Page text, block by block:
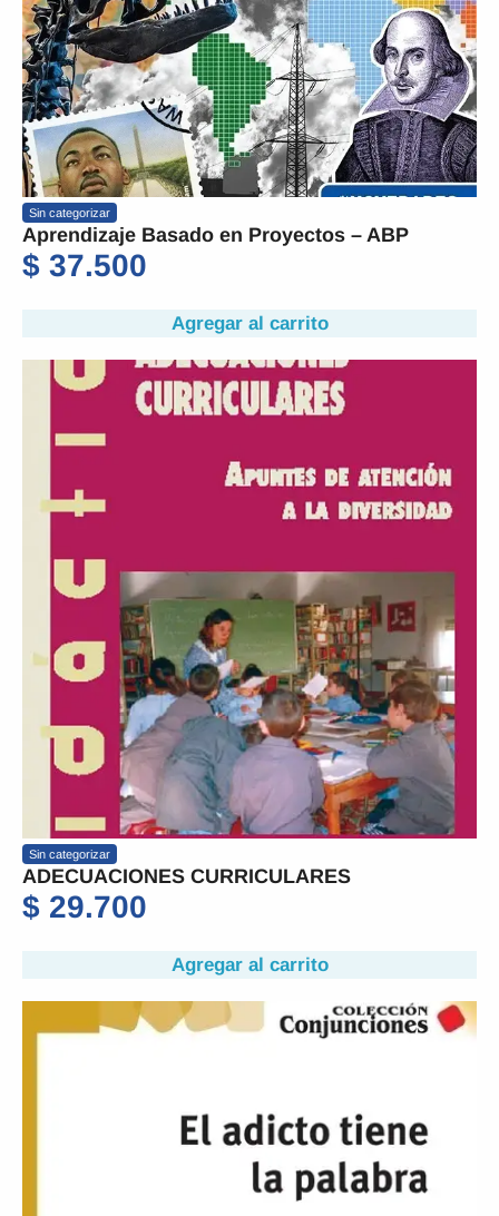
Sin categorizar
Aprendizaje Basado en Proyectos – ABP
$ 37.500
Agregar al carrito
Sin categorizar
ADECUACIONES CURRICULARES
$ 29.700
Agregar al carrito